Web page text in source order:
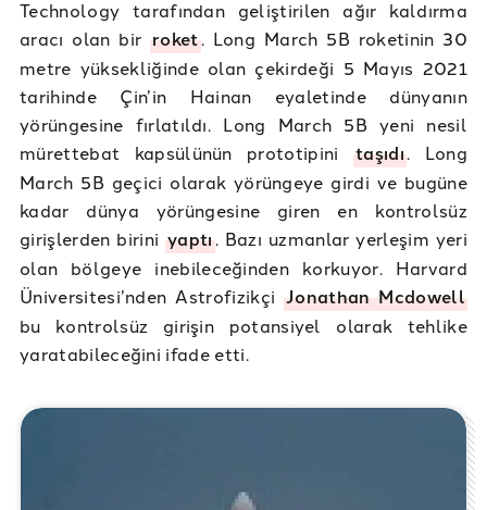
Technology tarafından geliştirilen ağır kaldırma
aracı olan birroket. Long March 5B roketinin 30
metre yüksekliğinde olan çekirdeği 5 Mayıs 2021
tarihinde Çin’in Hainan eyaletinde dünyanın
yörüngesine fırlatıldı. Long March 5B yeni nesil
mürettebat kapsülünün prototipinitaşıdı. Long
March 5B geçici olarak yörüngeye girdi ve bugüne
kadar dünya yörüngesine giren en kontrolsüz
girişlerden biriniyaptı. Bazı uzmanlar yerleşim yeri
olan bölgeye inebileceğinden korkuyor. Harvard
Üniversitesi’nden AstrofizikçiJonathan Mcdowell
bu kontrolsüz girişin potansiyel olarak tehlike
yaratabileceğini ifade etti.